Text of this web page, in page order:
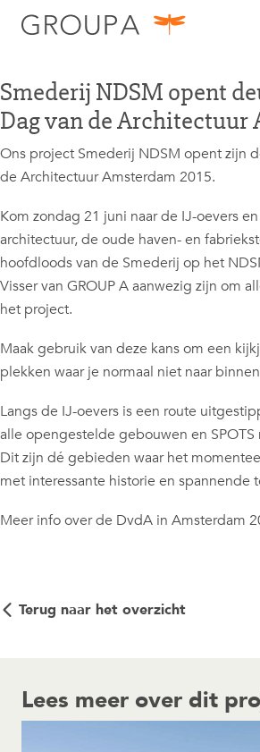
zoeken
Smederij NDSM opent
Dag van de Architectuur
Ons project Smederij NDSM opent zijn
de Architectuur Amsterdam 2015.
Kom zondag 21 juni naar de IJ-oevers
architectuur, de oude haven- en
hoofdloods van de Smederij op het
Visser van GROUP A aanwezig zijn om
het project.
Maak gebruik van deze kans om een
plekken waar je normaal niet naar
Langs de IJ-oevers is een route
alle opengestelde gebouwen en
Dit zijn dé gebieden waar het
met interessante historie en spannende
Meer info over de DvdA in Amsterdam
Terug naar het overzicht
Lees meer over dit